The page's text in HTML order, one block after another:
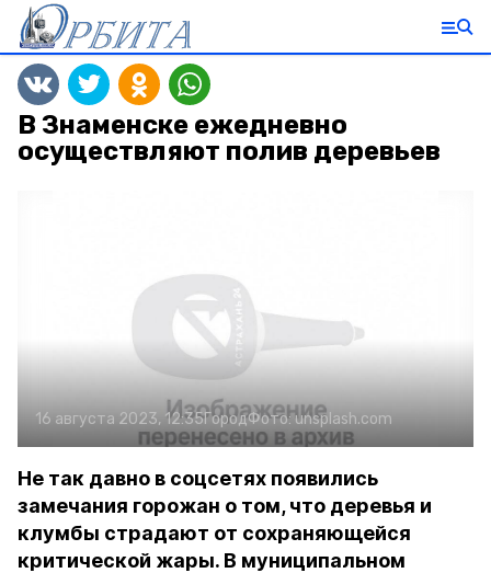
В Знаменске ежедневно
осуществляют полив деревьев
16 августа 2023, 12:35ГородФото: unsplash.com
Не так давно в соцсетях появились
замечания горожан о том, что деревья и
клумбы страдают от сохраняющейся
критической жары. В муниципальном